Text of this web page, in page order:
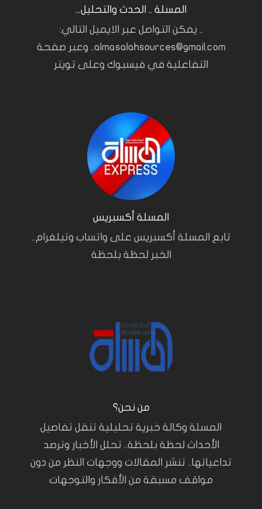
المسلة .. الحدث والتحليل...
.. يمكن التواصل عبر الايميل التالي:
almasalahsources@gmail.com.. وعبر صفحة
التفاعلية في فيسبوك وعلى تويتر
المسلة أكسبريس
تابع المسلة أكسبريس على واتساب وتيلغرام..
الخبر لحظة بلحظة
من نحن؟
المسلة وكالة خبرية تحليلية تنقل تفاصيل
الأحداث لحظة بلحظة.. تحلل الأخبار وترصد
تداعياتها.. تنشر المقالات ووجهات النظر من دون
مواقف مسبقة من الأفكار والتوجهات